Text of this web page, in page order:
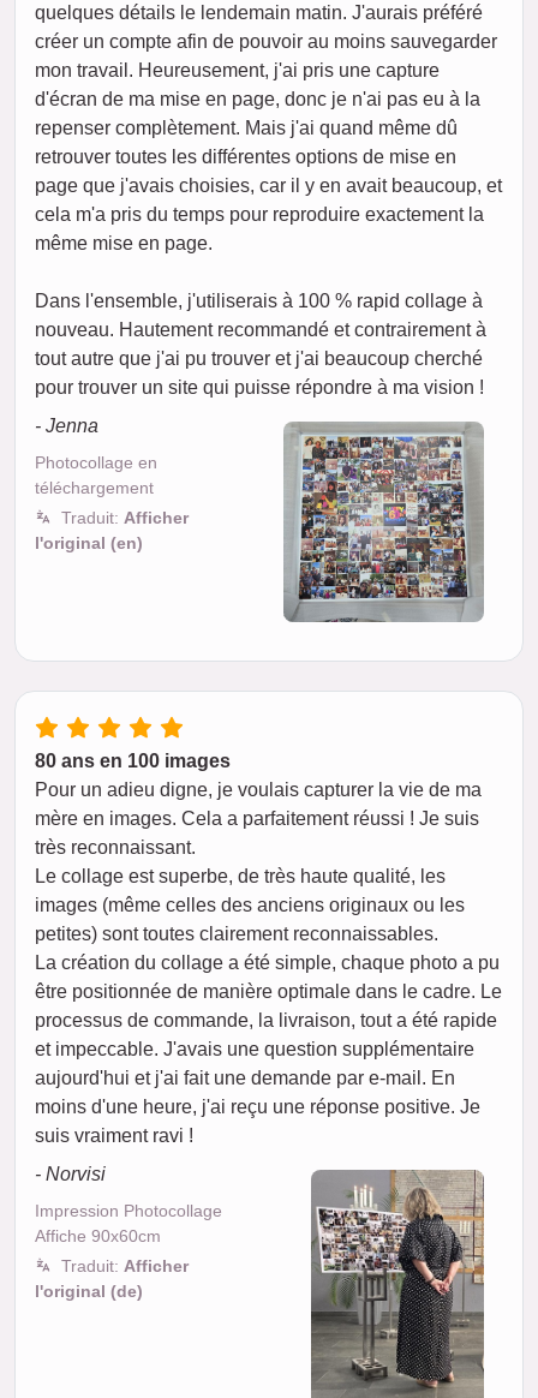
quelques détails le lendemain matin. J'aurais préféré
créer un compte afin de pouvoir au moins sauvegarder
mon travail. Heureusement, j'ai pris une capture
d'écran de ma mise en page, donc je n'ai pas eu à la
repenser complètement. Mais j'ai quand même dû
retrouver toutes les différentes options de mise en
page que j'avais choisies, car il y en avait beaucoup, et
cela m'a pris du temps pour reproduire exactement la
même mise en page.
Dans l'ensemble, j'utiliserais à 100 % rapid collage à
nouveau. Hautement recommandé et contrairement à
tout autre que j'ai pu trouver et j'ai beaucoup cherché
pour trouver un site qui puisse répondre à ma vision !
- Jenna
Photocollage en
téléchargement
Traduit: Afficher
l'original (en)
80 ans en 100 images
Pour un adieu digne, je voulais capturer la vie de ma
mère en images. Cela a parfaitement réussi ! Je suis
très reconnaissant.
Le collage est superbe, de très haute qualité, les
images (même celles des anciens originaux ou les
petites) sont toutes clairement reconnaissables.
La création du collage a été simple, chaque photo a pu
être positionnée de manière optimale dans le cadre. Le
processus de commande, la livraison, tout a été rapide
et impeccable. J'avais une question supplémentaire
aujourd'hui et j'ai fait une demande par e-mail. En
moins d'une heure, j'ai reçu une réponse positive. Je
suis vraiment ravi !
- Norvisi
Impression Photocollage
Affiche 90x60cm
Traduit: Afficher
l'original (de)